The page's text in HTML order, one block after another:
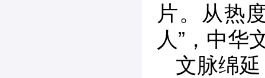
片。从热
人”，中华
文脉绵